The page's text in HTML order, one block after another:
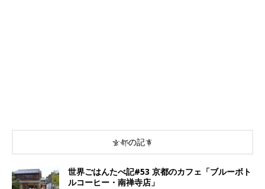
京都の記事
世界ごはんたべ記#53 京都のカフェ「ブルーボト
ルコーヒー・南禅寺店」